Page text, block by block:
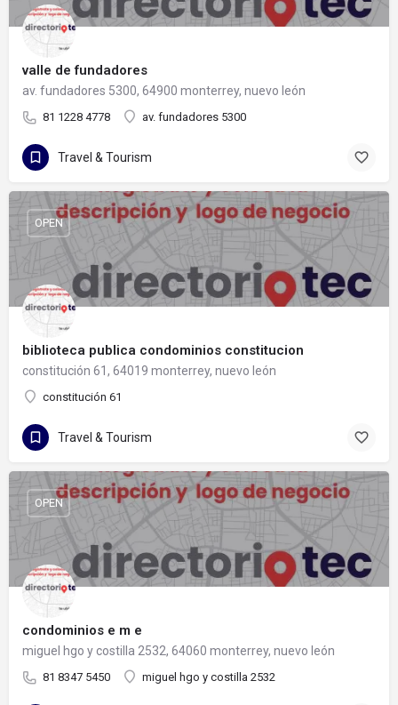
valle de fundadores
av. fundadores 5300, 64900 monterrey, nuevo león
81 1228 4778 av. fundadores 5300
Travel & Tourism
biblioteca publica condominios constitucion
constitución 61, 64019 monterrey, nuevo león
constitución 61
OPEN
Travel & Tourism
condominios e m e
miguel hgo y costilla 2532, 64060 monterrey, nuevo león
81 8347 5450 miguel hgo y costilla 2532
OPEN